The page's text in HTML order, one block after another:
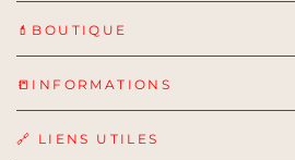
💄BOUTIQUE
📒INFORMATIONS
🔗 LIENS UTILES